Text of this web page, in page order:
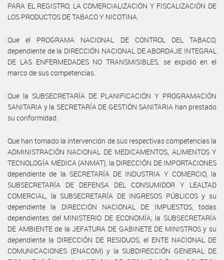
PARA EL REGISTRO, LA COMERCIALIZACIÓN Y FISCALIZACIÓN DE
LOS PRODUCTOS DE TABACO Y NICOTINA.
Que el PROGRAMA NACIONAL DE CONTROL DEL TABACO,
dependiente de la DIRECCIÓN NACIONAL DE ABORDAJE INTEGRAL
DE LAS ENFERMEDADES NO TRANSMISIBLES, se expidió en el
marco de sus competencias.
Que la SUBSECRETARÍA DE PLANIFICACIÓN Y PROGRAMACIÓN
SANITARIA y la SECRETARÍA DE GESTIÓN SANITARIA han prestado
su conformidad.
Que han tomado la intervención de sus respectivas competencias la
ADMINISTRACIÓN NACIONAL DE MEDICAMENTOS, ALIMENTOS Y
TECNOLOGÍA MÉDICA (ANMAT), la DIRECCIÓN DE IMPORTACIONES
dependiente de la SECRETARÍA DE INDUSTRIA Y COMERCIO, la
SUBSECRETARÍA DE DEFENSA DEL CONSUMIDOR Y LEALTAD
COMERCIAL, la SUBSECRETARÍA DE INGRESOS PÚBLICOS y su
dependiente la DIRECCIÓN NACIONAL DE IMPUESTOS, todas
dependientes del MINISTERIO DE ECONOMÍA; la SUBSECRETARÍA
DE AMBIENTE de la JEFATURA DE GABINETE DE MINISTROS y su
dependiente la DIRECCIÓN DE RESIDUOS; el ENTE NACIONAL DE
COMUNICACIONES (ENACOM) y la SUBDIRECCIÓN GENERAL DE